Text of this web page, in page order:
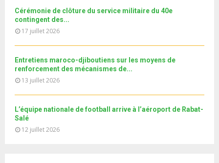
u
b
e
o
u
b
e
Cérémonie de clôture du service militaire du 40e
contingent des...
17 juillet 2026
Entretiens maroco-djiboutiens sur les moyens de
renforcement des mécanismes de...
13 juillet 2026
L’équipe nationale de football arrive à l’aéroport de Rabat-
Salé
12 juillet 2026